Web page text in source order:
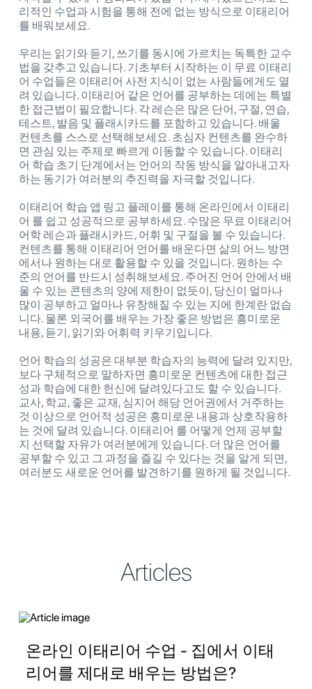
리적인 수업과 시험을 통해 전에 없는 방식으로 이태리어
를 배워보세요.
우리는 읽기와 듣기, 쓰기를 동시에 가르치는 독특한 교수
법을 갖추고 있습니다. 기초부터 시작하는 이 무료 이태리
어 수업들은 이태리어 사전 지식이 없는 사람들에게도 열
려 있습니다. 이태리어 같은 언어를 공부하는 데에는 특별
한 접근법이 필요합니다. 각 레슨은 많은 단어, 구절, 연습,
테스트, 발음 및 플래시카드를 포함하고 있습니다. 배울
컨텐츠를 스스로 선택해보세요. 초심자 컨텐츠를 완수하
면 관심 있는 주제로 빠르게 이동할 수 있습니다. 이태리
어 학습 초기 단계에서는 언어의 작동 방식을 알아내고자
하는 동기가 여러분의 추진력을 자극할 것입니다.
이태리어 학습 앱 링고 플레이를 통해 온라인에서 이태리
어 를 쉽고 성공적으로 공부하세요. 수많은 무료 이태리어
어학 레슨과 플래시카드, 어휘 및 구절을 볼 수 있습니다.
컨텐츠를 통해 이태리어 언어를 배운다면 삶의 어느 방면
에서나 원하는 대로 활용할 수 있을 것입니다. 원하는 수
준의 언어를 반드시 성취해보세요. 주어진 언어 안에서 배
울 수 있는 콘텐츠의 양에 제한이 없듯이, 당신이 얼마나
많이 공부하고 얼마나 유창해질 수 있는 지에 한계란 없습
니다. 물론 외국어를 배우는 가장 좋은 방법은 흥미로운
내용, 듣기, 읽기와 어휘력 키우기입니다.
언어 학습의 성공은 대부분 학습자의 능력에 달려 있지만,
보다 구체적으로 말하자면 흥미로운 컨텐츠에 대한 접근
성과 학습에 대한 헌신에 달려있다고도 할 수 있습니다.
교사, 학교, 좋은 교재, 심지어 해당 언어권에서 거주하는
것 이상으로 언어적 성공은 흥미로운 내용과 상호작용하
는 것에 달려 있습니다. 이태리어 를 어떻게 언제 공부할
지 선택할 자유가 여러분에게 있습니다. 더 많은 언어를
공부할 수 있고 그 과정을 즐길 수 있다는 것을 알게 되면,
여러분도 새로운 언어를 발견하기를 원하게 될 것입니다.
Articles
온라인 이태리어 수업 - 집에서 이태
리어를 제대로 배우는 방법은?